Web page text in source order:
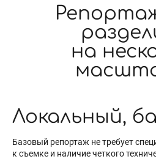
на
Локальный,
Базовый репортаж не требует
к съемке и наличие четкого